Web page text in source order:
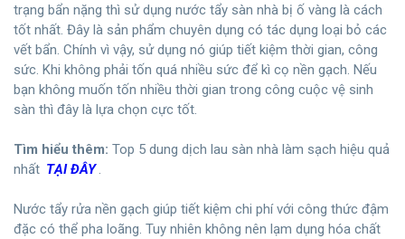
trạng bẩn nặng thì sử dụng nước tẩy sàn nhà bị ố vàng là cách
tốt nhất. Đây là sản phẩm chuyên dụng có tác dụng loại bỏ các
vết bẩn. Chính vì vậy, sử dụng nó giúp tiết kiệm thời gian, công
sức. Khi không phải tốn quá nhiều sức để kì cọ nền gạch. Nếu
bạn không muốn tốn nhiều thời gian trong công cuộc vệ sinh
sàn thì đây là lựa chọn cực tốt.
Tìm hiểu thêm: Top 5 dung dịch lau sàn nhà làm sạch hiệu quả
nhất TẠI ĐÂY .
Nước tẩy rửa nền gạch giúp tiết kiệm chi phí với công thức đậm
đặc có thể pha loãng. Tuy nhiên không nên lạm dụng hóa chất